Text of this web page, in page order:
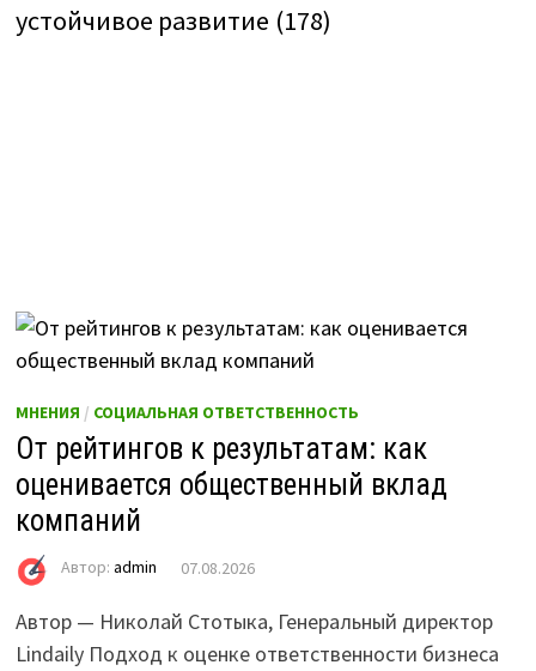
устойчивое развитие (178)
МНЕНИЯ / СОЦИАЛЬНАЯ ОТВЕТСТВЕННОСТЬ
От рейтингов к результатам: как
оценивается общественный вклад
компаний
Автор: admin 07.08.2026
Автор — Николай Стотыка, Генеральный директор
Lindaily Подход к оценке ответственности бизнеса